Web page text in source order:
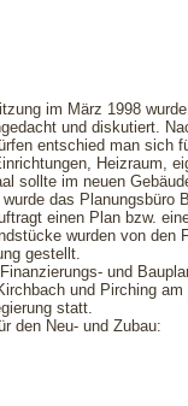
im März 1998
und diskutiert.
entschied man sich
Heizraum,
sollte im neuen
das Planungsbüro
einen Plan bzw.
wurden von den
gestellt.
und
und Pirching am
statt.
den Neu- und Zubau: